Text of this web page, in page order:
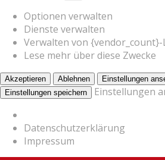
Optionen verwalten
Dienste verwalten
Verwalten von
Lese mehr über diese Zwecke
Akzeptieren Ablehnen
Einstellungen
Einstellungen speichern
Einstellungen
Datenschutzerklärung
Impressum